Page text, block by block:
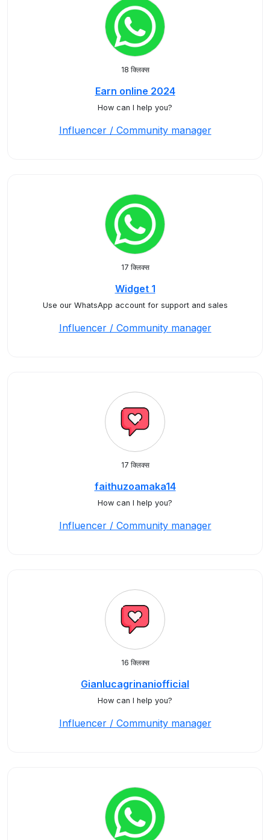
18 क्लिक्स
Earn online 2024
How can I help you?
Influencer / Community manager
17 क्लिक्स
Widget 1
Use our WhatsApp account for support and sales
Influencer / Community manager
17 क्लिक्स
faithuzoamaka14
How can I help you?
Influencer / Community manager
16 क्लिक्स
Gianlucagrinaniofficial
How can I help you?
Influencer / Community manager